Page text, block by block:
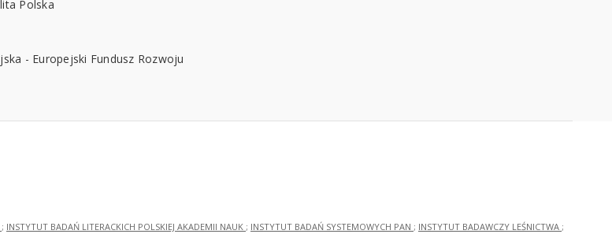
; INSTYTUT BADAŃ LITERACKICH POLSKIEJ AKADEMII NAUK ; INSTYTUT BADAŃ SYSTEMOWYCH PAN ; INSTYTUT BADAWCZY LEŚNICTWA ;